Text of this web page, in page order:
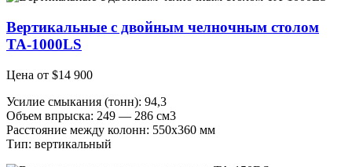
Вертикальные с двойным челночным столом
ТА-1000LS
Цена от $14 900
Усилие смыкания (тонн): 94,3
Объем впрыска: 249 — 286 см3
Расстояние между колонн: 550х360 мм
Тип: вертикальный